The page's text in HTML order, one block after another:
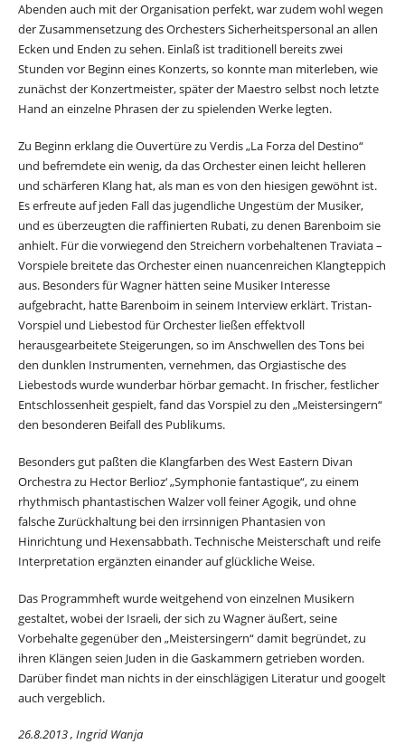
Abenden auch mit der Organisation perfekt, war zudem wohl wegen
der Zusammensetzung des Orchesters Sicherheitspersonal an allen
Ecken und Enden zu sehen. Einlaß ist traditionell bereits zwei
Stunden vor Beginn eines Konzerts, so konnte man miterleben, wie
zunächst der Konzertmeister, später der Maestro selbst noch letzte
Hand an einzelne Phrasen der zu spielenden Werke legten.
Zu Beginn erklang die Ouvertüre zu Verdis „La Forza del Destino“
und befremdete ein wenig, da das Orchester einen leicht helleren
und schärferen Klang hat, als man es von den hiesigen gewöhnt ist.
Es erfreute auf jeden Fall das jugendliche Ungestüm der Musiker,
und es überzeugten die raffinierten Rubati, zu denen Barenboim sie
anhielt. Für die vorwiegend den Streichern vorbehaltenen Traviata –
Vorspiele breitete das Orchester einen nuancenreichen Klangteppich
aus. Besonders für Wagner hätten seine Musiker Interesse
aufgebracht, hatte Barenboim in seinem Interview erklärt. Tristan-
Vorspiel und Liebestod für Orchester ließen effektvoll
herausgearbeitete Steigerungen, so im Anschwellen des Tons bei
den dunklen Instrumenten, vernehmen, das Orgiastische des
Liebestods wurde wunderbar hörbar gemacht. In frischer, festlicher
Entschlossenheit gespielt, fand das Vorspiel zu den „Meistersingern“
den besonderen Beifall des Publikums.
Besonders gut paßten die Klangfarben des West Eastern Divan
Orchestra zu Hector Berlioz‘ „Symphonie fantastique“, zu einem
rhythmisch phantastischen Walzer voll feiner Agogik, und ohne
falsche Zurückhaltung bei den irrsinnigen Phantasien von
Hinrichtung und Hexensabbath. Technische Meisterschaft und reife
Interpretation ergänzten einander auf glückliche Weise.
Das Programmheft wurde weitgehend von einzelnen Musikern
gestaltet, wobei der Israeli, der sich zu Wagner äußert, seine
Vorbehalte gegenüber den „Meistersingern“ damit begründet, zu
ihren Klängen seien Juden in die Gaskammern getrieben worden.
Darüber findet man nichts in der einschlägigen Literatur und googelt
auch vergeblich.
26.8.2013 , Ingrid Wanja